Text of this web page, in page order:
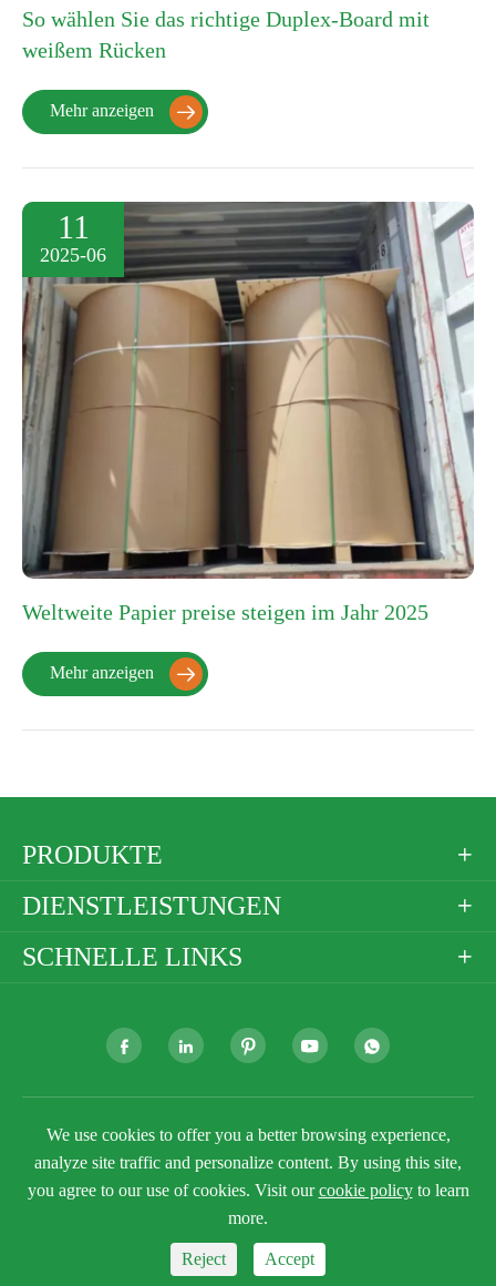
So wählen Sie das richtige Duplex-Board mit
weißem Rücken
Mehr anzeigen 
11
2025-06
Weltweite Papier preise steigen im Jahr 2025
Mehr anzeigen 
PRODUKTE 
DIENSTLEISTUNGEN 
SCHNELLE LINKS 
    
Urheberrecht ©Golden Paper Company LimitedAlle
Rechte vorbehalten.
Sitemap
Datenschutz richtlinie

We use cookies to offer you a better browsing experience,
analyze site traffic and personalize content. By using this site,
you agree to our use of cookies. Visit ourcookie policyto learn
more.
Reject Accept